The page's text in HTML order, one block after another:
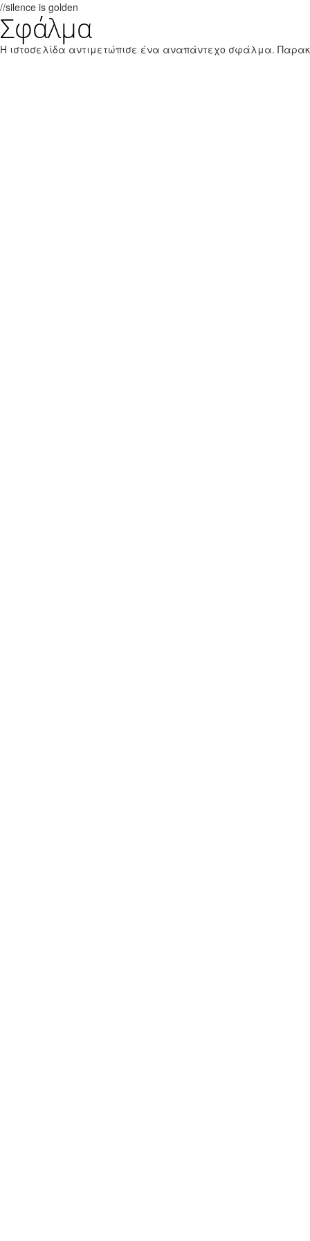
//silence is golden
Παράκαμψη προς το κυρίως περιεχόμενο
Εθνικό Θαλάσσιο Πάρκο Ζακύνθου
Σφάλμα
Η ιστοσελίδα αντιμετώπισε ένα αναπάντεχο σφάλμα.